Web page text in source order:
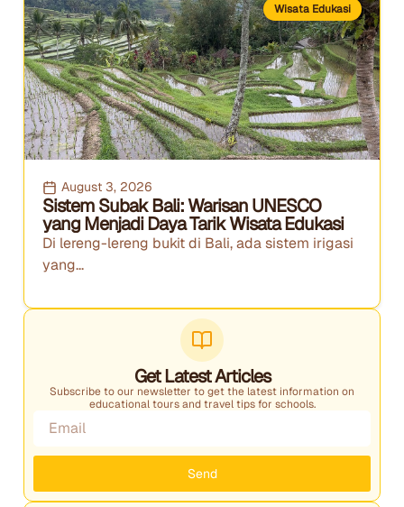
Wisata Edukasi
August 3, 2026
Sistem Subak Bali: Warisan UNESCO
yang Menjadi Daya Tarik Wisata Edukasi
Di lereng-lereng bukit di Bali, ada sistem irigasi
yang...
Get Latest Articles
Subscribe to our newsletter to get the latest information on
educational tours and travel tips for schools.
Send